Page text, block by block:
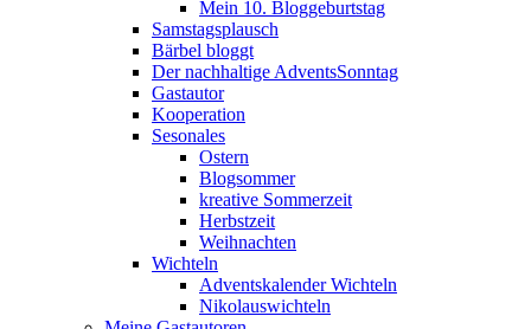
Mein 10. Bloggeburtstag
Samstagsplausch
Bärbel bloggt
Der nachhaltige AdventsSonntag
Gastautor
Kooperation
Sesonales
Ostern
Blogsommer
kreative Sommerzeit
Herbstzeit
Weihnachten
Wichteln
Adventskalender Wichteln
Nikolauswichteln